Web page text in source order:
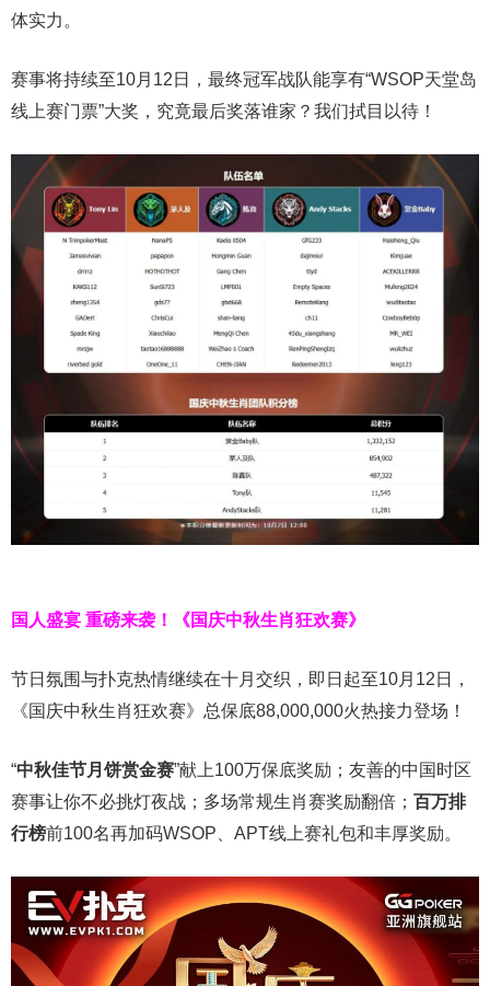
体实力。
赛事将持续至10月12日，最终冠军战队能享有“WSOP天堂岛
线上赛门票”大奖，究竟最后奖落谁家？我们拭目以待！
国人盛宴 重磅来袭！ 《国庆中秋生肖狂欢赛》
节日氛围与扑克热情继续在十月交织，即日起至10月 12 日，
《国庆中秋生肖狂欢赛》总保底88,000,000火热接力登场！
“中秋佳节月饼赏金赛”献上100万保底奖励；友善的中国时区
赛事让你不必挑灯夜战 ； 多场常规生肖赛奖励翻倍； 百万排
行榜前100名再加码WSOP APT线上赛礼包和丰厚奖励。